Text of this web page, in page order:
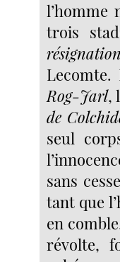
l’homme
trois
résignation
Rog-Jarl,
de
seul
sans
tant que
en
révolte,